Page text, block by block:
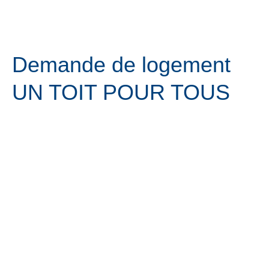
Demande de logement
UN TOIT POUR TOUS